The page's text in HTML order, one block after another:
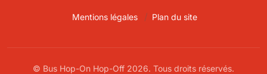
Mentions légales Plan du site
© Bus Hop-On Hop-Off 2026. Tous droits réservés.